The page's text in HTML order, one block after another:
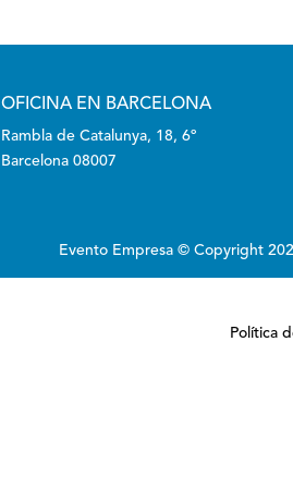
OFICINA EN BARCELONA
Rambla de Catalunya, 18, 6º
Barcelona 08007
Evento Empresa © Copyright
Política